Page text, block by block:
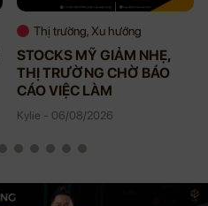
Thị trường, Xu hướng
STOCKS MỸ GIẢM NHẸ,
THỊ TRƯỜNG CHỜ BÁO
CÁO VIỆC LÀM
Kylie - 06/08/2026